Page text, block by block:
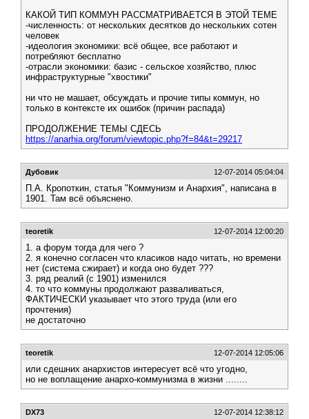
КАКОЙ ТИП КОММУН РАССМАТРИВАЕТСЯ В ЭТОЙ ТЕМЕ
-численность: от нескольких десятков до нескольких сотен
человек
-идеология экономики: всё общее, все работают и
потребляют бесплатно
-отрасли экономики: базис - сельское хозяйство, плюс
инфраструктурные "хвостики"
ни что не машает, обсуждать и прочие типы коммун, но
только в контексте их ошибок (причин распада)
ПРОДОЛЖЕНИЕ ТЕМЫ СДЕСЬ
https://anarhia.org/forum/viewtopic.php?f=84&t=29217
Дубовик 12-07-2014 05:04:04
П.А. Кропоткин, статья "Коммунизм и Анархия", написана в
1901. Там всё объяснено.
teoretik 12-07-2014 12:00:20
1. а форум тогда для чего ?
2. я конечно согласен что класиков надо читать, но времени
нет (система сжирает) и когда оно будет ???
3. ряд реалий (с 1901) изменился
4. то что коммуны продолжают разваливаться,
ФАКТИЧЕСКИ указывает что этого труда (или его
прочтения)
не достаточно
teoretik 12-07-2014 12:05:06
или сдешних анархистов интересует всё что угодно,
но не воплащение анархо-коммунизма в жизни ........
DX73 12-07-2014 12:38:12